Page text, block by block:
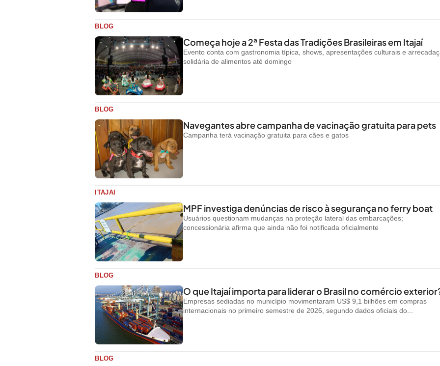
BLOG
Começa hoje a 2ª Festa das Tradições Brasileiras em Itajaí
Evento conta com gastronomia típica, shows, apresentações culturais e
solidária de alimentos até domingo
BLOG
Navegantes abre campanha de vacinação gratuita para pets
Campanha terá vacinação gratuita para cães e gatos
ITAJAI
MPF investiga denúncias de risco à segurança no ferry boat
Usuários questionam mudanças na proteção lateral das embarcações;
concessionária afirma que ainda não foi notificada oficialmente
BLOG
O que Itajaí importa para liderar o Brasil no comércio
Empresas sediadas no município movimentaram US$ 9,1 bilhões em compras
internacionais no primeiro semestre de 2026, segundo dados oficiais do...
BLOG